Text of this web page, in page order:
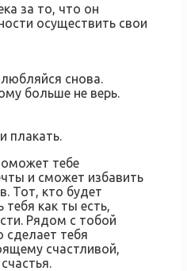
за то, что он
осуществить свои
снова.
больше не верь.
плакать.
тебе
и сможет избавить
Тот, кто будет
как ты есть,
Рядом с тобой
сделает тебя
счастливой,